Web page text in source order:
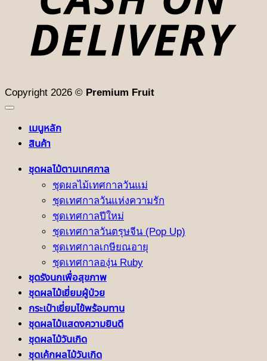
Copyright 2026 © Premium Fruit
เมนูหลัก
สินค้า
ชุดผลไม้ตามเทศกาล
ชุดผลไม้เทศกาลวันแม่
ชุดเทศกาลวันแห่งความรัก
ชุดเทศกาลปีใหม่
ชุดเทศกาลวันตรุษจีน (Pop Up)
ชุดเทศกาลเกษียณอายุ
ชุดเทศกาลองุ่น Ruby
ชุดรังนกเพื่อสุขภาพ
ชุดผลไม้เยี่ยมผู้ป่วย
กระเป๋าเยี่ยมไข้พร้อมทาน
ชุดผลไม้แสดงความยินดี
ชุดผลไม้วันเกิด
ชุดเค้กผลไม้วันเกิด